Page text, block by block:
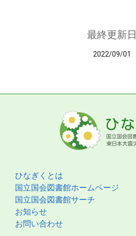
最終更新日
2022/09/01
ひなぎくとは
国立国会図書館ホームページ
国立国会図書館サーチ
お知らせ
お問い合わせ